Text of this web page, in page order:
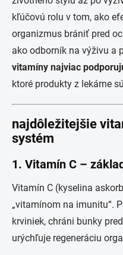
kľúčovú rolu v tom, ako
organizmus brániť pred
ako odborník na výživu a
vitamíny najviac
ktoré produkty z lekárne
najdôležitejšie
systém
1. Vitamín C –
Vitamín C (kyselina
„vitamínom na imunitu“.
krviniek, chráni bunky
urýchľuje regeneráciu